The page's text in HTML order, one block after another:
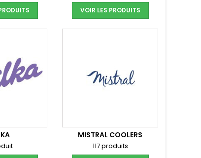
VOIR LES PRODUITS
MISTRAL COOLERS
117 produits